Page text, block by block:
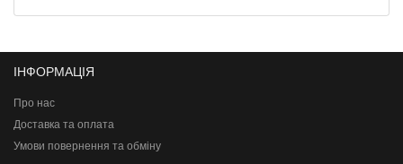
ІНФОРМАЦІЯ
Про нас
Доставка та оплата
Умови повернення та обміну